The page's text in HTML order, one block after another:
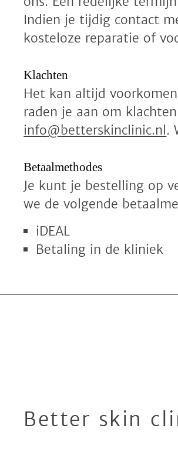
Indien je tijdig contact
kosteloze reparatie of
Klachten
Het kan altijd
raden je aan om
info@betterskinclinic.nl .
Betaalmethodes
Je kunt je bestelling op
we de volgende
iDEAL
Betaling in de kliniek
Better skin